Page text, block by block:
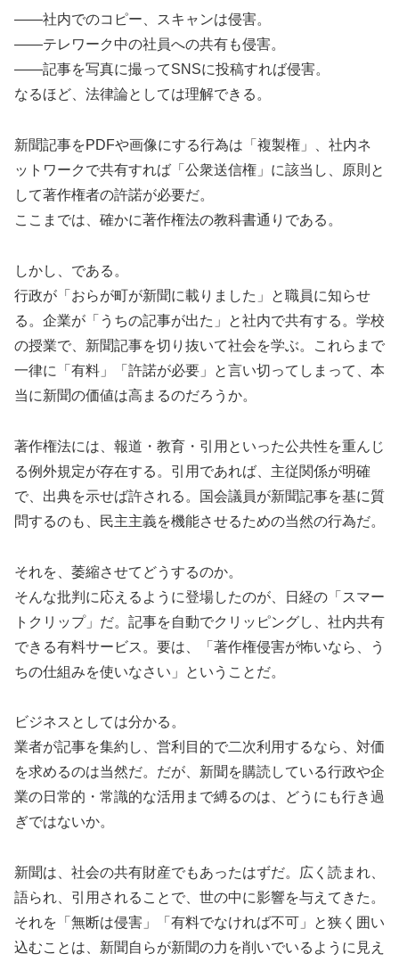
――社内でのコピー、スキャンは侵害。
――テレワーク中の社員への共有も侵害。
――記事を写真に撮ってSNSに投稿すれば侵害。
なるほど、法律論としては理解できる。
新聞記事をPDFや画像にする行為は「複製権」、社内ネ
ットワークで共有すれば「公衆送信権」に該当し、原則と
して著作権者の許諾が必要だ。
ここまでは、確かに著作権法の教科書通りである。
しかし、である。
行政が「おらが町が新聞に載りました」と職員に知らせ
る。企業が「うちの記事が出た」と社内で共有する。学校
の授業で、新聞記事を切り抜いて社会を学ぶ。これらまで
一律に「有料」「許諾が必要」と言い切ってしまって、本
当に新聞の価値は高まるのだろうか。
著作権法には、報道・教育・引用といった公共性を重んじ
る例外規定が存在する。引用であれば、主従関係が明確
で、出典を示せば許される。国会議員が新聞記事を基に質
問するのも、民主主義を機能させるための当然の行為だ。
それを、萎縮させてどうするのか。
そんな批判に応えるように登場したのが、日経の「スマー
トクリップ」だ。記事を自動でクリッピングし、社内共有
できる有料サービス。要は、「著作権侵害が怖いなら、う
ちの仕組みを使いなさい」ということだ。
ビジネスとしては分かる。
業者が記事を集約し、営利目的で二次利用するなら、対価
を求めるのは当然だ。だが、新聞を購読している行政や企
業の日常的・常識的な活用まで縛るのは、どうにも行き過
ぎではないか。
新聞は、社会の共有財産でもあったはずだ。広く読まれ、
語られ、引用されることで、世の中に影響を与えてきた。
それを「無断は侵害」「有料でなければ不可」と狭く囲い
込むことは、新聞自らが新聞の力を削いでいるように見え